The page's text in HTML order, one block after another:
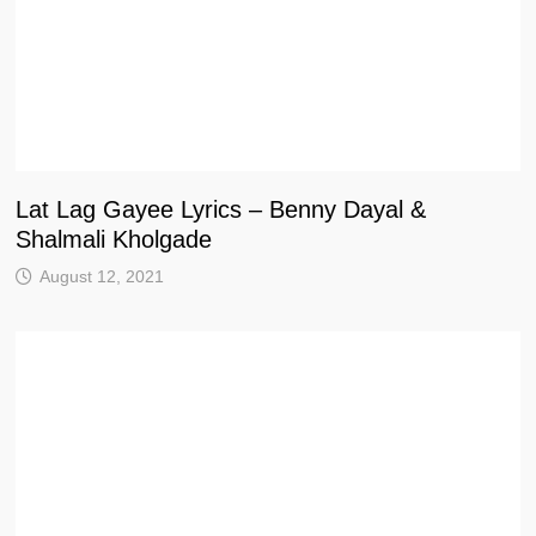
Lat Lag Gayee Lyrics – Benny Dayal &
Shalmali Kholgade
August 12, 2021